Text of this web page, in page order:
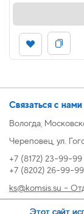
Связаться с нами
Вологда,
Череповец, ул.
+7 (8172) 23-99-99
+7 (8202) 26-99-99
ks@komsis.su -
Этот сайт